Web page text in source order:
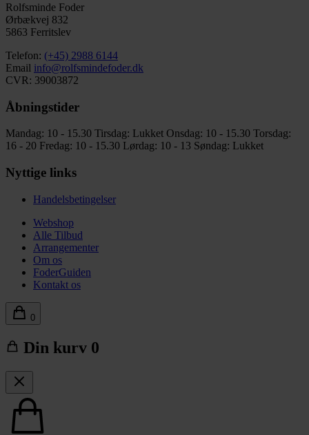
Rolfsminde Foder
Ørbækvej 832
5863 Ferritslev
Telefon: (+45) 2988 6144
Email info@rolfsmindefoder.dk
CVR: 39003872
Åbningstider
Mandag: 10 - 15.30 Tirsdag: Lukket Onsdag: 10 - 15.30 Torsdag:
16 - 20 Fredag: 10 - 15.30 Lørdag: 10 - 13 Søndag: Lukket
Nyttige links
Handelsbetingelser
Webshop
Alle Tilbud
Arrangementer
Om os
FoderGuiden
Kontakt os
0
Din kurv 0